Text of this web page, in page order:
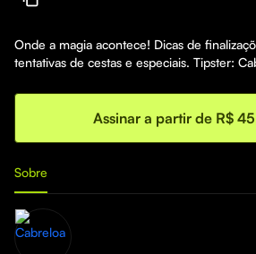
Onde a magia acontece! Dicas de
tentativas de cestas e especiais. Tipster:
Assinar a partir de R$
Sobre